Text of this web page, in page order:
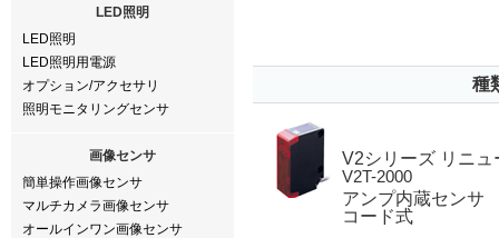
LED照明
LED照明
LED照明用電源
オプション/アクセサリ
照明モニタリングセンサ
画像センサ
簡単操作画像センサ
マルチカメラ画像センサ
オールインワン画像センサ
種
V2シリーズ リニ
V2T-2000
アンプ内蔵センサ
コード式